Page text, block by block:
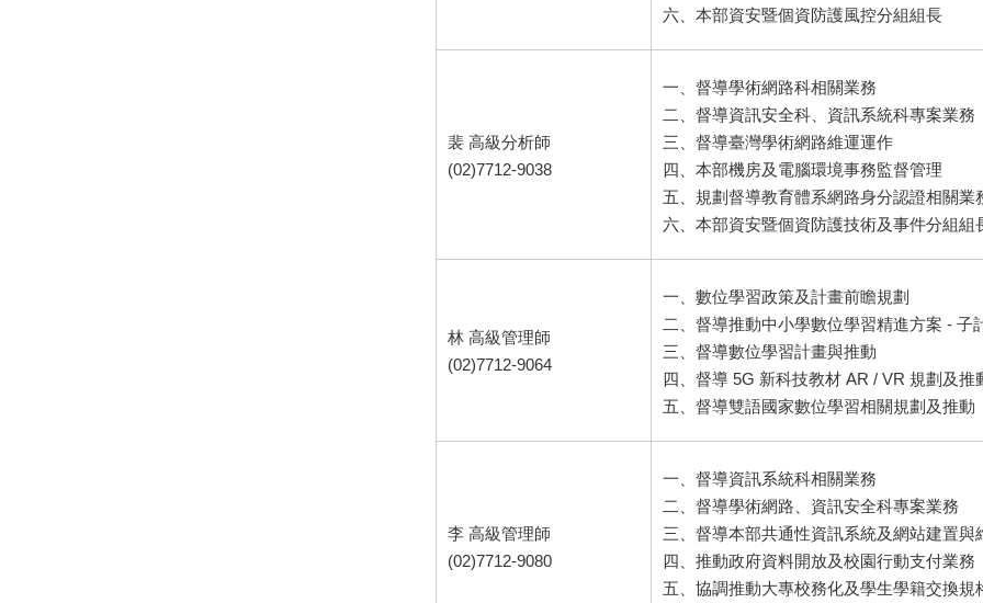
六、本部資安暨個資防護風控分組組長
裴 高級分析師
(02)7712-9038
一、督導學術網路科相關業務
二、督導資訊安全科、資訊系統科專案業務
三、督導臺灣學術網路維運運作
四、本部機房及電腦環境事務監督管理
五、規劃督導教育體系網路身分認證相關業
六、本部資安暨個資防護技術及事件分組組
林 高級管理師
(02)7712-9064
一、數位學習政策及計畫前瞻規劃
二、督導推動中小學數位學習精進方案 - 子
三、督導數位學習計畫與推動
四、督導 5G 新科技教材 AR / VR 規劃及推
五、督導雙語國家數位學習相關規劃及推動
李 高級管理師
(02)7712-9080
一、督導資訊系統科相關業務
二、督導學術網路、資訊安全科專案業務
三、督導本部共通性資訊系統及網站建置與
四、推動政府資料開放及校園行動支付業務
五、協調推動大專校務化及學生學籍交換規